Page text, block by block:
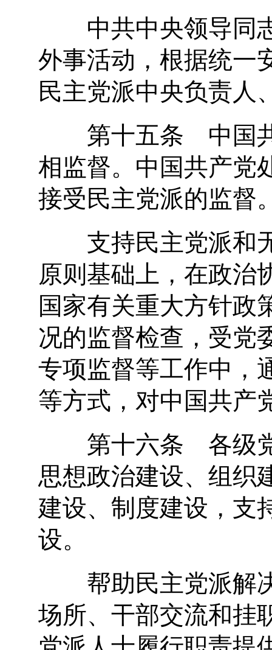
中共中央领导同
外事活动，根据统一
民主党派中央负责人
第十五条 中国共
相监督。中国共产党
接受民主党派的监督
支持民主党派和
原则基础上，在政治
国家有关重大方针政
况的监督检查，受党
专项监督等工作中，
等方式，对中国共产
第十六条 各级党
思想政治建设、组织
建设、制度建设，支
设。
帮助民主党派解
场所、干部交流和挂